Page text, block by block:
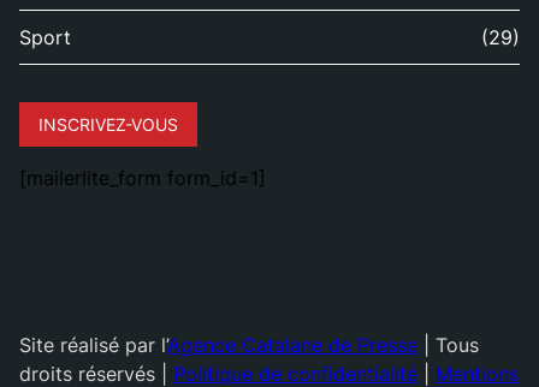
Sport (29)
INSCRIVEZ-VOUS
[mailerlite_form form_id=1]
Site réalisé par l’Agence Catalane de Presse | Tous
droits réservés | Politique de confidentialité
Mentions